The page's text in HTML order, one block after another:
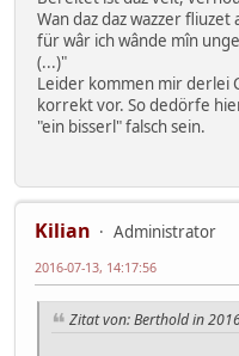
Wan daz daz wazzer fliuzet
für wâr ich wânde mîn
(...)"
Leider kommen mir derlei
korrekt vor. So dedörfe
"ein bisserl" falsch sein.
Kilian
Administrator
2016-07-13, 14:17:56
Zitat von: Berthold in